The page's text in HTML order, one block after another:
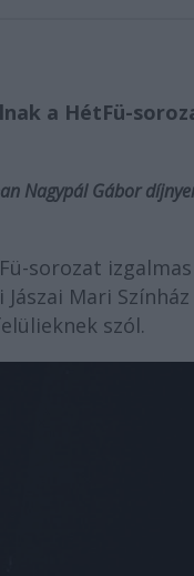
lnak a HétFü-
Nagypál Gábor
sorozat izgalmas
Mari Színház
szól.